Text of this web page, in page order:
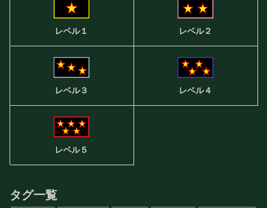
レベル１ レベル２
レベル３ レベル４
レベル５
タグ一覧